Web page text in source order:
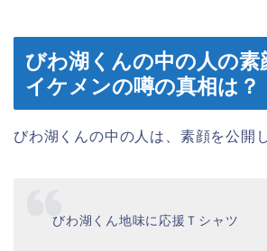
びわ湖くんの中の人の素
イケメンの噂の真相は？
びわ湖くんの中の人は、素顔を公開
びわ湖くん地味に応援Ｔシャツ